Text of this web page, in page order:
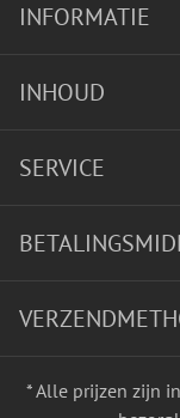
INFORMATIE
INHOUD
SERVICE
* Alle prijzen zijn